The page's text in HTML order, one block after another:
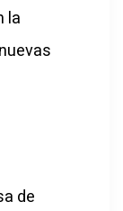
la
de